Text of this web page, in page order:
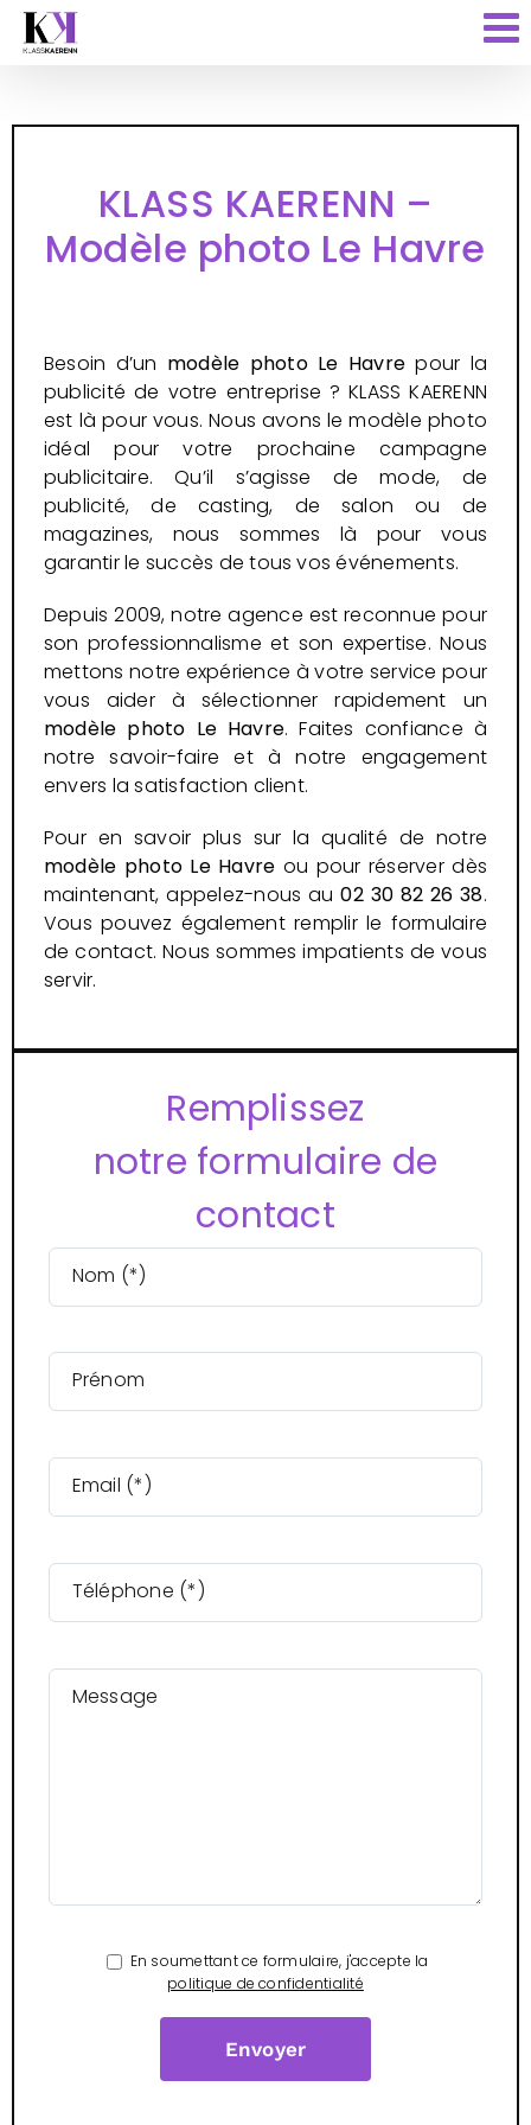
Passer
au
KLASS KAERENN –
Modèle photo Le Havre
Besoin d’un modèle photo Le Havre pour la
publicité de votre entreprise ? KLASS KAERENN
est là pour vous. Nous avons le modèle photo
idéal pour votre prochaine campagne
publicitaire. Qu’il s’agisse de mode, de
publicité, de casting, de salon ou de
magazines, nous sommes là pour vous
garantir le succès de tous vos événements.
Depuis 2009, notre agence est reconnue pour
son professionnalisme et son expertise. Nous
mettons notre expérience à votre service pour
vous aider à sélectionner rapidement un
modèle photo Le Havre. Faites confiance à
notre savoir-faire et à notre engagement
envers la satisfaction client.
Pour en savoir plus sur la qualité de notre
modèle photo Le Havre ou pour réserver dès
maintenant, appelez-nous au02 30 82 26 38.
Vous pouvez également remplir le formulaire
de contact. Nous sommes impatients de vous
servir.
Remplissez
notre formulaire de
contact
Nom (*)
Prénom
Email (*)
Téléphone (*)
Message
En soumettant ce formulaire, j'accepte la
politique de confidentialité